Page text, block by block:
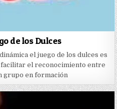
de los Dulces
el juego de los dulces es
el reconocimiento entre
grupo en formación